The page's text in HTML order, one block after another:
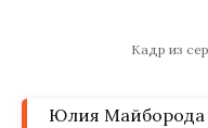
Кадр из
Юлия Майборода